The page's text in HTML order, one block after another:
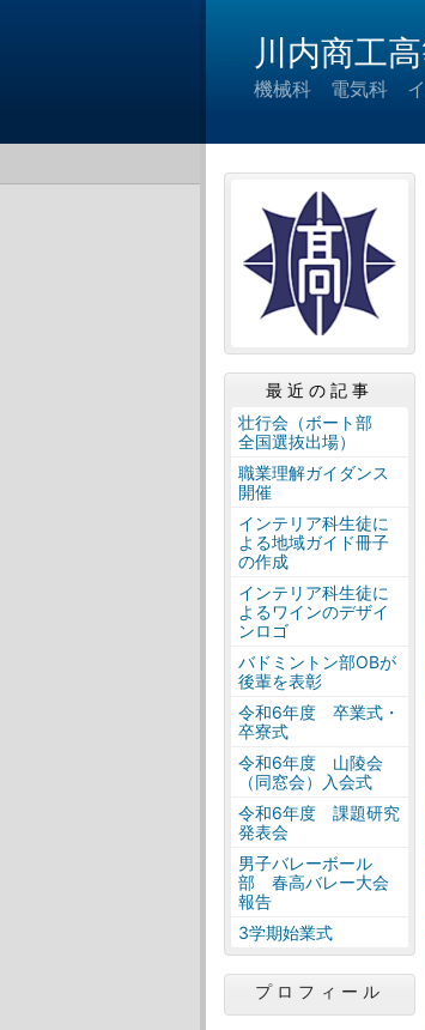
川内商工
機械科 電気科 イ
最近の記事
壮行会（ボート部
全国選抜出場）
職業理解ガイダンス
開催
インテリア科生徒に
よる地域ガイド冊子
の作成
インテリア科生徒に
よるワインのデザイ
ンロゴ
バドミントン部OBが
後輩を表彰
令和6年度 卒業式・
卒寮式
令和6年度 山陵会
（同窓会）入会式
令和6年度 課題研究
発表会
男子バレーボール
部 春高バレー大会
報告
3学期始業式
プロフィール